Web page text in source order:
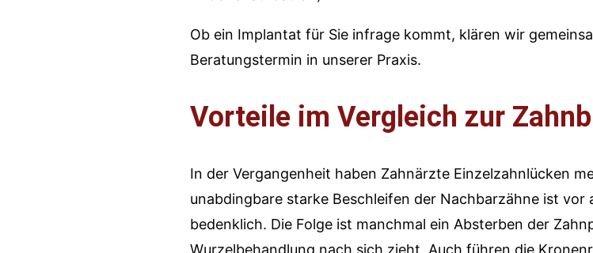
Ob ein Implantat für Sie infrage kommt, klären wir
Beratungstermin in unserer Praxis.
Vorteile im Vergleich zur
In der Vergangenheit haben Zahnärzte Einzelzahnlücken
unabdingbare starke Beschleifen der Nachbarzähne ist vor
bedenklich. Die Folge ist manchmal ein Absterben der
Wurzelbehandlung nach sich zieht. Auch führen die